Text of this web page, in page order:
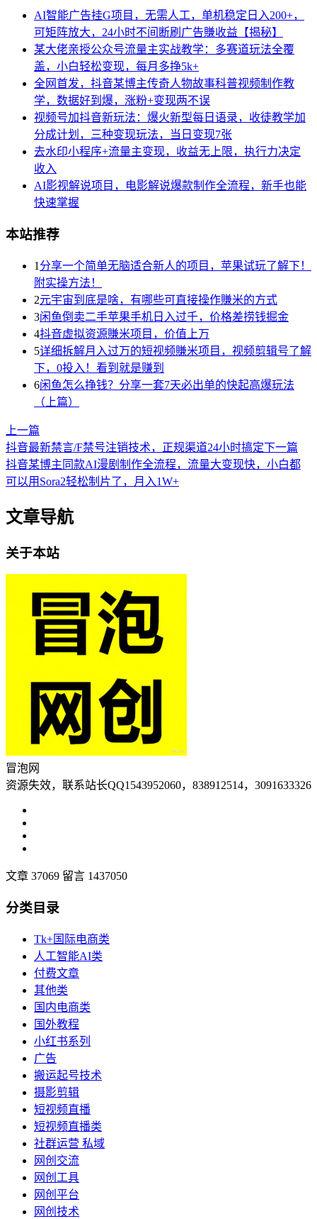
AI智能广告挂G项目，无需人工，单机稳定日入200+，
可矩阵放大，24小时不间断刷广告賺收益【揭秘】
某大佬亲授公众号流量主实战教学：多赛道玩法全覆
盖，小白轻松变现，每月多挣5k+
全网首发，抖音某博主传奇人物故事科普视频制作教
学，数据好到爆，涨粉+变现两不误
视频号加抖音新玩法：爆火新型每日语录，收徒教学加
分成计划，三种变现玩法，当日变现7张
去水印小程序+流量主变现，收益无上限，执行力决定
收入
AI影视解说项目，电影解说爆款制作全流程，新手也能
快速掌握
本站推荐
1 分享一个简单无脑适合新人的项目，苹果试玩了解下！
附实操方法！
2元宇宙到底是啥，有哪些可直接操作賺米的方式
3闲鱼倒卖二手苹果手机日入过千，价格差捞钱掘金
4抖音虚拟资源賺米项目，价值上万
5详细拆解月入过万的短视频賺米项目，视频剪辑号了解
下，0投入！看到就是赚到
6闲鱼怎么挣钱？分享一套7天必出单的快起高爆玩法
（上篇）
上一篇
抖音最新禁言/F禁号注销技术，正规渠道24小时搞定下一篇
抖音某博主同款AI漫剧制作全流程，流量大变现快，小白都
可以用Sora2轻松制片了，月入1W+
文章导航
关于本站
冒泡网
资源失效，联系站长QQ1543952060，838912514，3091633326
文章 37069 留言 1437050
分类目录
Tk+国际电商类
人工智能AI类
付费文章
其他类
国内电商类
国外教程
小红书系列
广告
搬运起号技术
摄影剪辑
短视频直播
短视频直播类
社群运营 私域
网创交流
网创工具
网创平台
网创技术